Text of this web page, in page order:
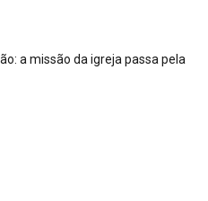
a missão da igreja passa pela